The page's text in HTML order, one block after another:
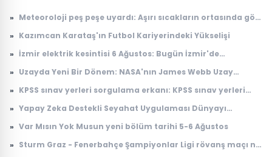
» Meteoroloji peş peşe uyardı: Aşırı sıcakların ortasında gök
» Kazımcan Karataş'ın Futbol Kariyerindeki Yükselişi
» İzmir elektrik kesintisi 6 Ağustos: Bugün İzmir'de
listesi duyuruldu
» Uzayda Yeni Bir Dönem: NASA'nın James Webb Uzay
» KPSS sınav yerleri sorgulama erkanı: KPSS sınav yerleri
» Yapay Zeka Destekli Seyahat Uygulaması Dünyayı
» Var Mısın Yok Musun yeni bölüm tarihi 5-6 Ağustos
» Sturm Graz - Fenerbahçe Şampiyonlar Ligi rövanş maçı ne